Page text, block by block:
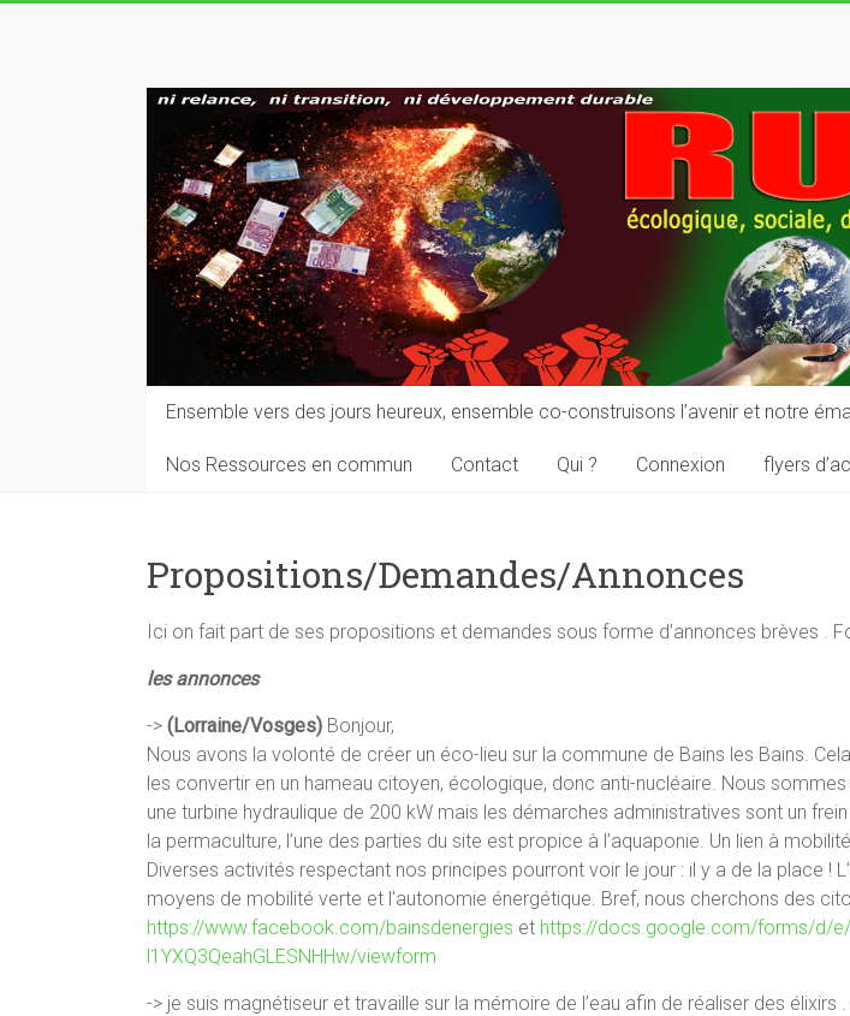
Rupture
écologique,
sociale,
démocratique,
culturelle
vers
heureux
Ensemble vers des jours heureux, ensemble co-construisons l’avenir et notre
Nos Ressources en commun Contact Qui ? Connexion flyers
Propositions/Demandes/Annonces
Ici on fait part de ses propositions et demandes sous forme d’annonces brèves .
les annonces
-> (Lorraine/Vosges) Bonjour,
Nous avons la volonté de créer un éco-lieu sur la commune de Bains les Bains.
les convertir en un hameau citoyen, écologique, donc anti-nucléaire. Nous
une turbine hydraulique de 200 kW mais les démarches administratives sont un
la permaculture, l’une des parties du site est propice à l’aquaponie. Un lien à
Diverses activités respectant nos principes pourront voir le jour : il y a de la place !
moyens de mobilité verte et l’autonomie énergétique. Bref, nous cherchons des
https://www.facebook.com/bainsdenergies et https://docs.google.com/forms/d/e/
l1YXQ3QeahGLESNHHw/viewform
-> je suis magnétiseur et travaille sur la mémoire de l’eau afin de réaliser des